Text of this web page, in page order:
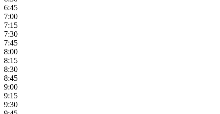
6:45
7:00
7:15
7:30
7:45
8:00
8:15
8:30
8:45
9:00
9:15
9:30